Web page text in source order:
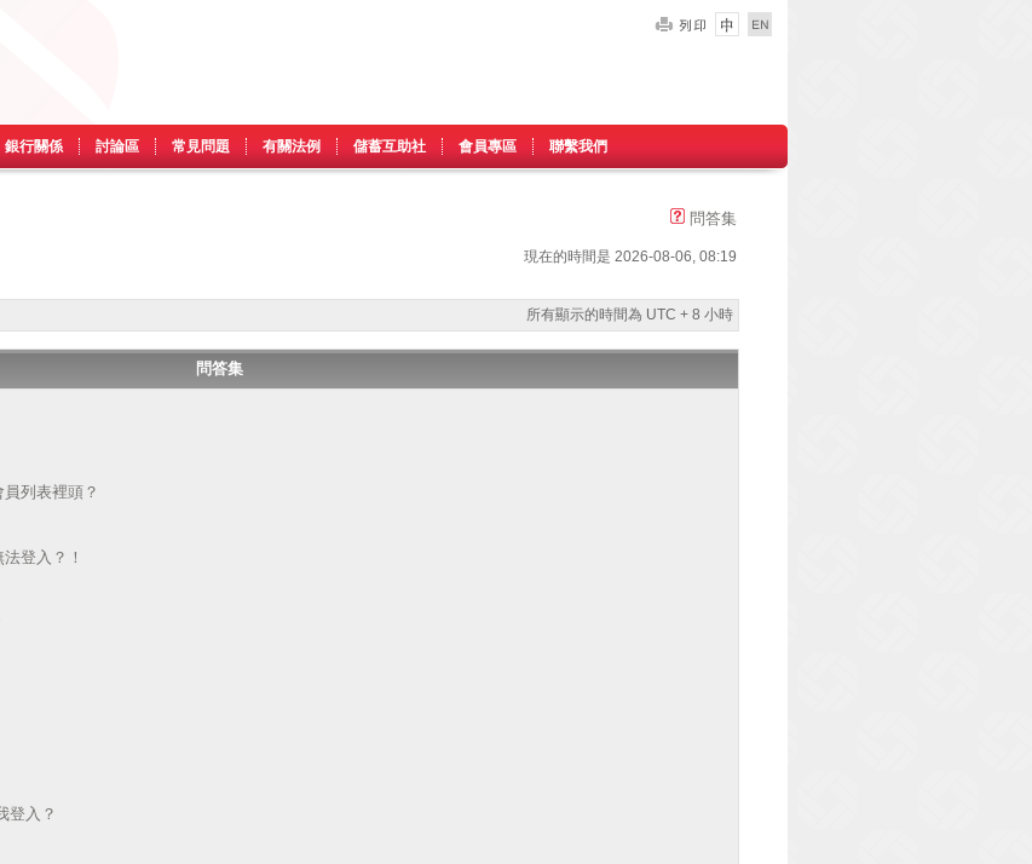
銀行關係 討論區 常見問題 有關法例 儲蓄互助社 會員專區 聯繫我們
問答集
現在的時間是 2026-08-06, 08:19
所有顯示的時間為 UTC + 8 小時
問答集
列表裡頭？
登入？！
登入？